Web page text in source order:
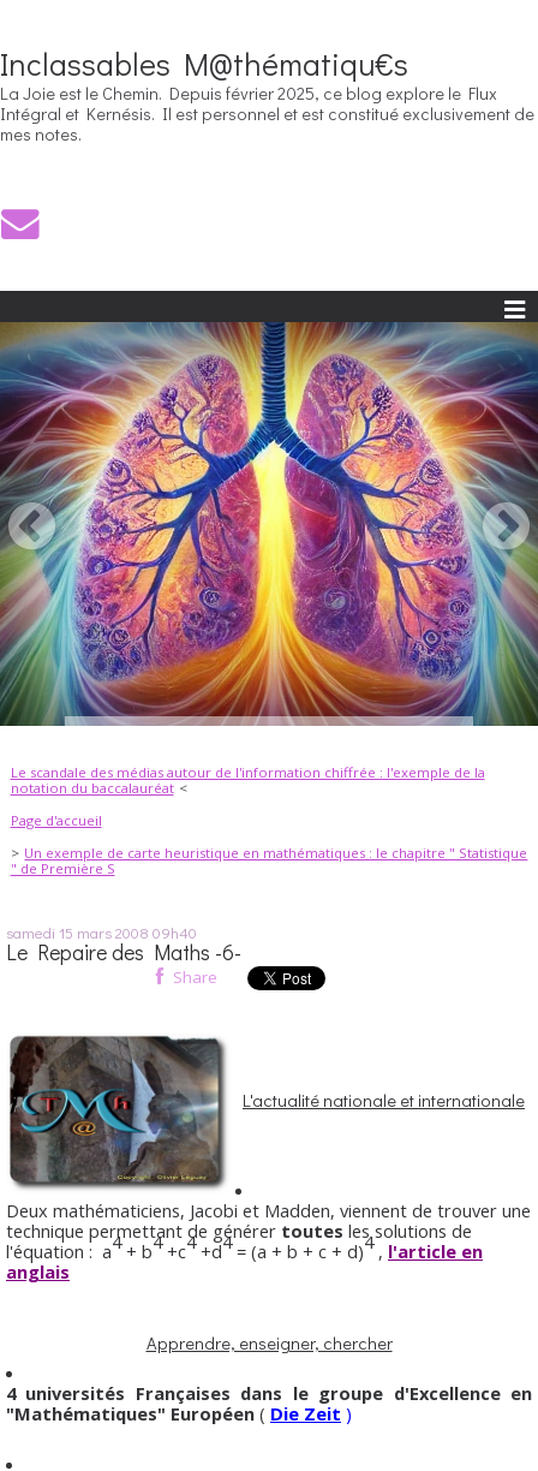
Inclassables M@thématiqu€s
La Joie est le Chemin. Depuis février 2025, ce blog explore le Flux
Intégral et Kernésis. Il est personnel et est constitué exclusivement de
mes notes.
Le scandale des médias autour de l'information chiffrée : l'exemple de la
notation du baccalauréat
Page d'accueil
Un exemple de carte heuristique en mathématiques : le chapitre " Statistique
" de Première S
samedi 15 mars 2008 09h40
Le Repaire des Maths -6-
Share
L'actualité nationale et internationale
Deux mathématiciens, Jacobi et Madden, viennent de trouver une
technique permettant de générer toutes les solutions de
l'équation : a4+ b4+c4+d4= (a + b + c + d)4, l'article en
anglais
Apprendre, enseigner, chercher
4 universités Françaises dans le groupe d'Excellence en
"Mathématiques" Européen ( Die Zeit )